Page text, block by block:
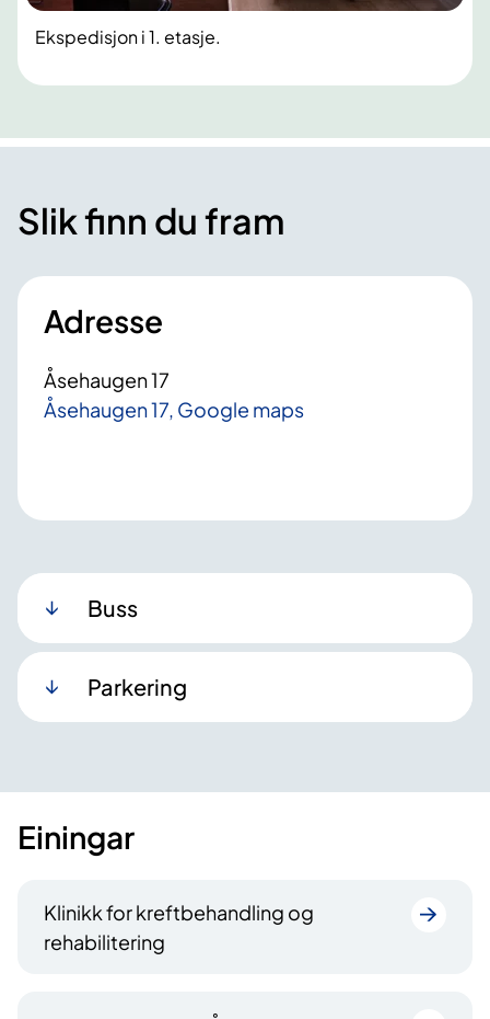
Ekspedisjon i 1. etasje.
Slik finn du fram
Adresse
Åsehaugen 17
Åsehaugen 17, Google maps
Buss
Parkering
Einingar
Klinikk for kreftbehandling og
rehabilitering